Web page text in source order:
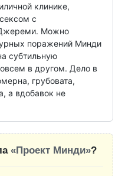
клинике,
с
Можно
поражений Минди
субтильную
в другом. Дело в
грубовата,
а вдобавок не
«Проект Минди»?